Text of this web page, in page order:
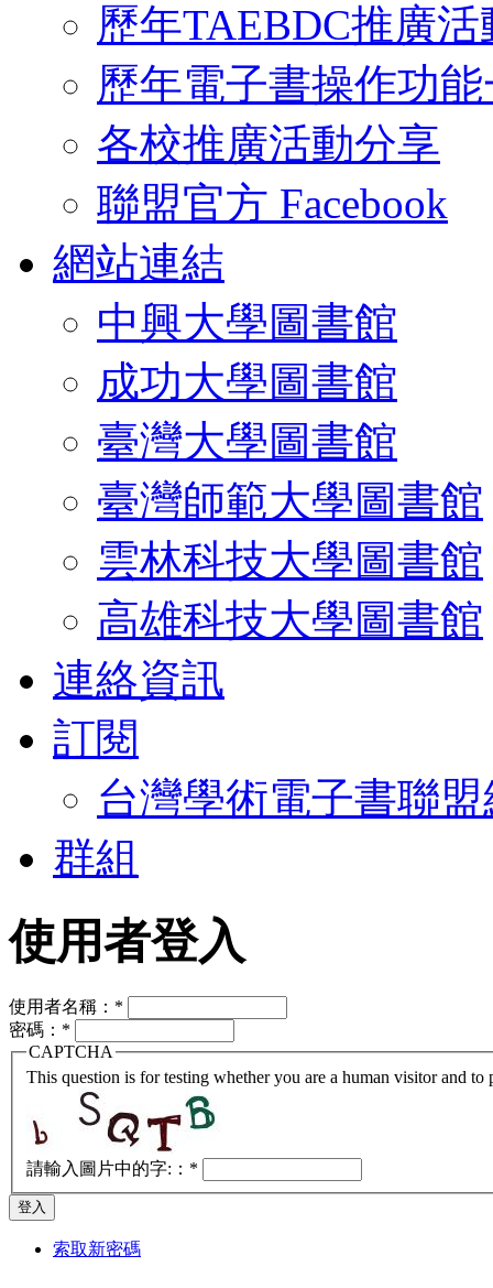
歷年TAEBDC推廣活
歷年電子書操作功
各校推廣活動分享
聯盟官方 Facebook
網站連結
中興大學圖書館
成功大學圖書館
臺灣大學圖書館
臺灣師範大學圖書館
雲林科技大學圖書館
高雄科技大學圖書館
連絡資訊
訂閱
台灣學術電子書聯
群組
使用者登入
使用者名稱： *
密碼： *
CAPTCHA
This question is for testing whether you are a human visitor and to
請輸入圖片中的字:： *
索取新密碼